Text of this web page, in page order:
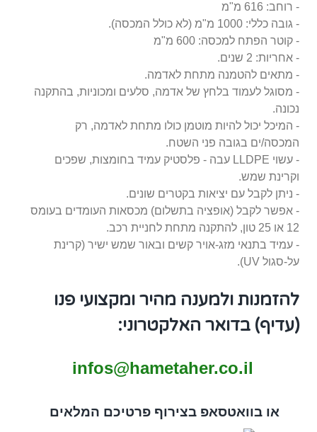
- רוחב: 616 מ"מ
- גובה כללי: 1000 מ"מ (לא כולל המכסה).
- קוטר הפתח למכסה: 600 מ"מ
- אחריות: 2 שנים.
- מתאים להטמנה מתחת לאדמה.
- מסוגל לעמוד בלחץ של אדמה, סלעים ומכוניות, בהתקנה
נכונה.
- המיכל יכול להיות מוטמן כולו מתחת לאדמה, רק
המכסה/ים בגובה פני השטח.
- עשוי LLDPE עבה - פלסטיק עמיד בחומצות, שפכים
וקרינת שמש.
- ניתן לקבל עם יציאות בקטרים שונים.
- אפשר לקבל (אופציה בתשלום) מכסאות העומדים בעומס
12 או 25 טון, להתקנה מתחת לחניית רכב.
- עמיד בתנאי מזג-אויר קשים ובאור שמש ישיר (קרינת
על-סגול UV).
להזמנות ולמענה מהיר ומקצועי פנו
(עדיף) בדואר האלקטרוני:
infos@hametaher.co.il
או בוואטסאפ בצירוף פרטיכם המלאים